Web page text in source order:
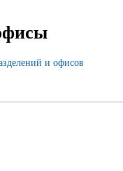
и офисов